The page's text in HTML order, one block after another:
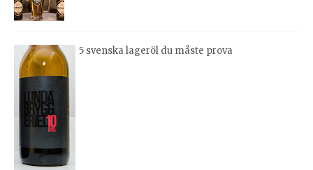
5 svenska lageröl du måste prova